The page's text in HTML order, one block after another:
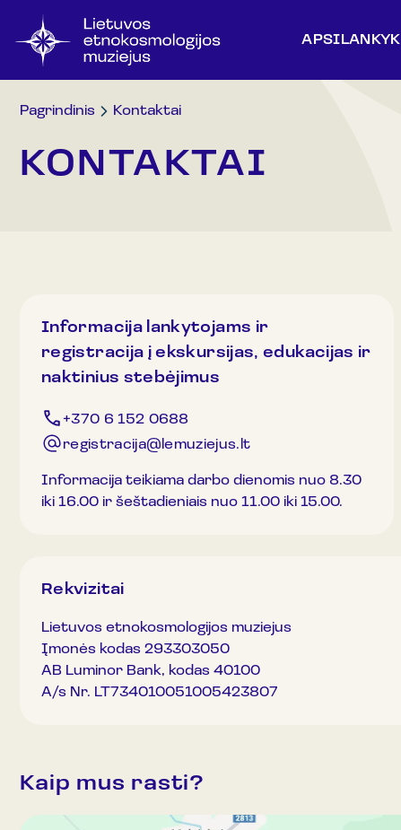
APSILANKYK
Pagrindinis Kontaktai
KONTAKTAI
Informacija lankytojams ir
registracija į ekskursijas, edukacijas ir
naktinius stebėjimus
+370 6 152 0688
registracija@lemuziejus.lt
Informacija teikiama darbo dienomis nuo 8.30
iki 16.00 ir šeštadieniais nuo 11.00 iki 15.00.
Rekvizitai
Lietuvos etnokosmologijos muziejus
Įmonės kodas 293303050
AB Luminor Bank, kodas 40100
A/s Nr. LT734010051005423807
Kaip mus rasti?